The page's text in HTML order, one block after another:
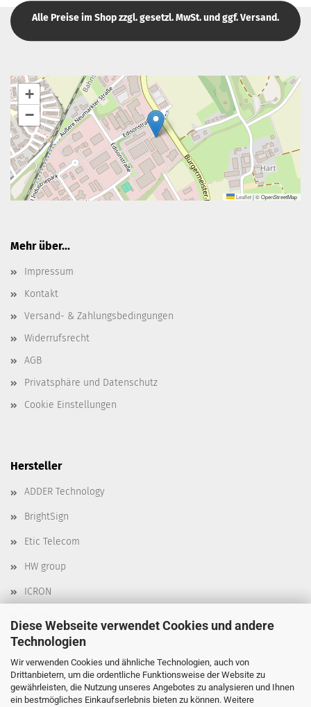
Diese Webseite verwendet Cookies und andere
Technologien
Wir verwenden Cookies und ähnliche Technologien, auch von
Drittanbietern, um die ordentliche Funktionsweise der Website zu
gewährleisten, die Nutzung unseres Angebotes zu analysieren und Ihnen
ein bestmögliches Einkaufserlebnis bieten zu können. Weitere
Alle Preise im Shop zzgl. gesetzl. MwSt. und ggf. Versand.
+
−
Leaflet|© OpenStreetMap
Mehr über...
Impressum
Kontakt
Versand- & Zahlungsbedingungen
Widerrufsrecht
AGB
Privatsphäre und Datenschutz
Cookie Einstellungen
Hersteller
ADDER Technology
BrightSign
Etic Telecom
HW group
ICRON
Moxa
Robustel
Delta